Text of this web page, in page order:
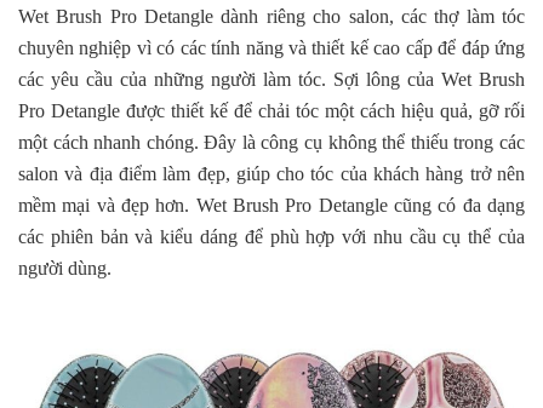
Wet Brush Pro Detangle dành riêng cho salon, các thợ làm tóc
chuyên nghiệp vì có các tính năng và thiết kế cao cấp để đáp ứng
các yêu cầu của những người làm tóc. Sợi lông của Wet Brush
Pro Detangle được thiết kế để chải tóc một cách hiệu quả, gỡ rối
một cách nhanh chóng. Đây là công cụ không thể thiếu trong các
salon và địa điểm làm đẹp, giúp cho tóc của khách hàng trở nên
mềm mại và đẹp hơn. Wet Brush Pro Detangle cũng có đa dạng
các phiên bản và kiểu dáng để phù hợp với nhu cầu cụ thể của
người dùng.